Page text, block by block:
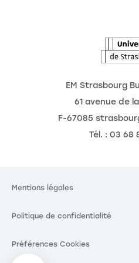
EM Strasbourg
61 avenue de
F-67085
Tél. : 03 68
Mentions légales
Politique de confidentialité
Préférences Cookies